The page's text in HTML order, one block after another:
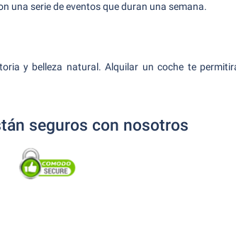
una serie de eventos que duran una semana.
y belleza natural. Alquilar un coche te
seguros con nosotros